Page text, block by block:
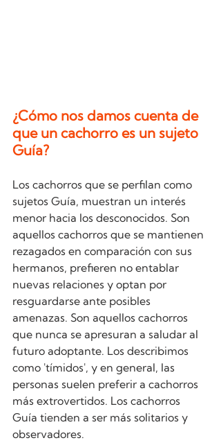
¿Cómo nos damos cuenta de
que un cachorro es un sujeto
Guía?
Los cachorros que se perfilan como
sujetos Guía, muestran un interés
menor hacia los desconocidos. Son
aquellos cachorros que se mantienen
rezagados en comparación con sus
hermanos, prefieren no entablar
nuevas relaciones y optan por
resguardarse ante posibles
amenazas. Son aquellos cachorros
que nunca se apresuran a saludar al
futuro adoptante. Los describimos
como 'tímidos', y en general, las
personas suelen preferir a cachorros
más extrovertidos. Los cachorros
Guía tienden a ser más solitarios y
observadores.